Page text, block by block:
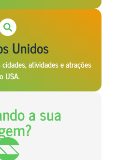
Unidos
atividades e atrações
USA.
a sua